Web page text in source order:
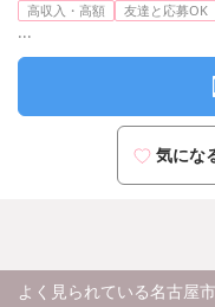
高収入・高額 友達と応募OK
...
気にな
よく見られている名古屋